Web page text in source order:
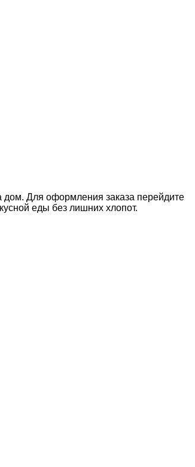
дом. Для оформления заказа перейдите
еды без лишних хлопот.